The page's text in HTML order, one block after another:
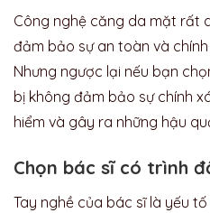
Công nghệ căng da mặt rất
đảm bảo sự an toàn và
Nhưng ngược lại nếu bạn
bị không đảm bảo sự chính
hiểm và gây ra những hậu
Chọn bác sĩ có trình
Tay nghề của bác sĩ là yếu